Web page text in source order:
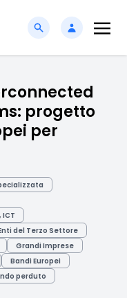
progetto
per
del Terzo Settore
Grandi Imprese
Bandi Europei
perduto